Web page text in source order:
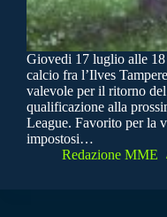
Giovedi 17 luglio alle
calcio fra l’Ilves
valevole per il ritorno
qualificazione alla
League. Favorito per la
impostosi…
Redazione MME